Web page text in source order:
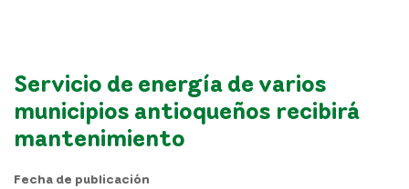
Servicio de energía de varios
municipios antioqueños recibirá
mantenimiento
Fecha de publicación